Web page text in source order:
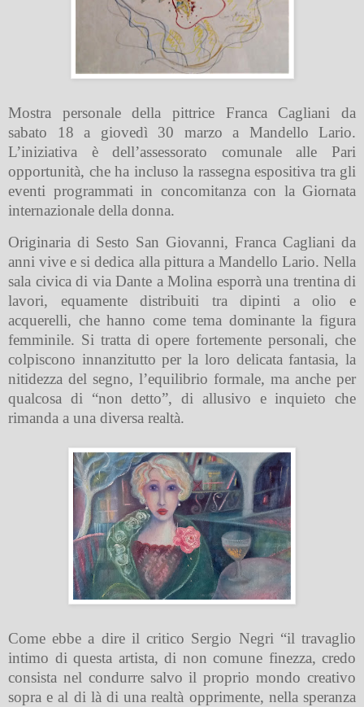
Mostra personale della pittrice Franca Cagliani da
sabato 18 a giovedì 30 marzo a Mandello Lario.
L’iniziativa è dell’assessorato comunale alle Pari
opportunità, che ha incluso la rassegna espositiva tra gli
eventi programmati in concomitanza con la Giornata
internazionale della donna.
Originaria di Sesto San Giovanni, Franca Cagliani da
anni vive e si dedica alla pittura a Mandello Lario. Nella
sala civica di via Dante a Molina esporrà una trentina di
lavori, equamente distribuiti tra dipinti a olio e
acquerelli, che hanno come tema dominante la figura
femminile. Si tratta di opere fortemente personali, che
colpiscono innanzitutto per la loro delicata fantasia, la
nitidezza del segno, l’equilibrio formale, ma anche per
qualcosa di “non detto”, di allusivo e inquieto che
rimanda a una diversa realtà.
Come ebbe a dire il critico Sergio Negri “il travaglio
intimo di questa artista, di non comune finezza, credo
consista nel condurre salvo il proprio mondo creativo
sopra e al di là di una realtà opprimente, nella speranza